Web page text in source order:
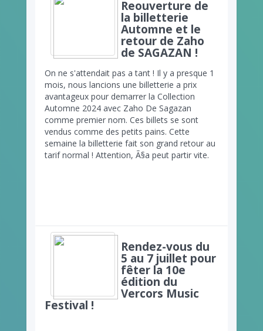
Reouverture de
la billetterie
Automne et le
retour de Zaho
de SAGAZAN !
On ne s'attendait pas a tant ! Il y a presque 1
mois, nous lancions une billetterie a prix
avantageux pour demarrer la Collection
Automne 2024 avec Zaho De Sagazan
comme premier nom. Ces billets se sont
vendus comme des petits pains. Cette
semaine la billetterie fait son grand retour au
tarif normal ! Attention, Ã§a peut partir vite.
Rendez-vous du
5 au 7 juillet pour
fêter la 10e
édition du
Vercors Music
Festival !